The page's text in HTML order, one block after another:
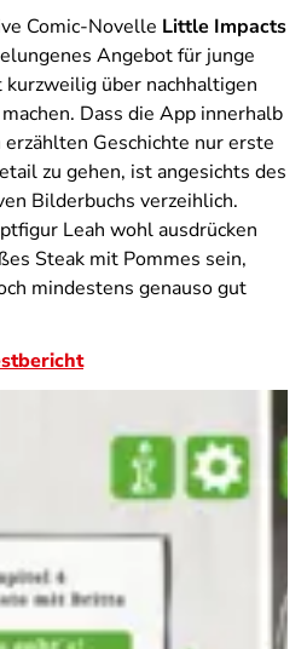
Comic-Novelle Little Impacts
Angebot für junge
über nachhaltigen
Dass die App innerhalb
Geschichte nur erste
zu gehen, ist angesichts des
Bilderbuchs verzeihlich.
Leah wohl ausdrücken
Steak mit Pommes sein,
mindestens genauso gut